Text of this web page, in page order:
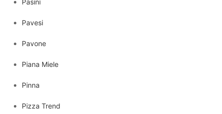
Pavesi
Pavone
Piana Miele
Pinna
Pizza Trend